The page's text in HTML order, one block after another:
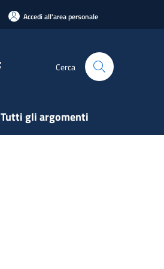
Accedi all'area personale
Cerca
Tutti gli argomenti